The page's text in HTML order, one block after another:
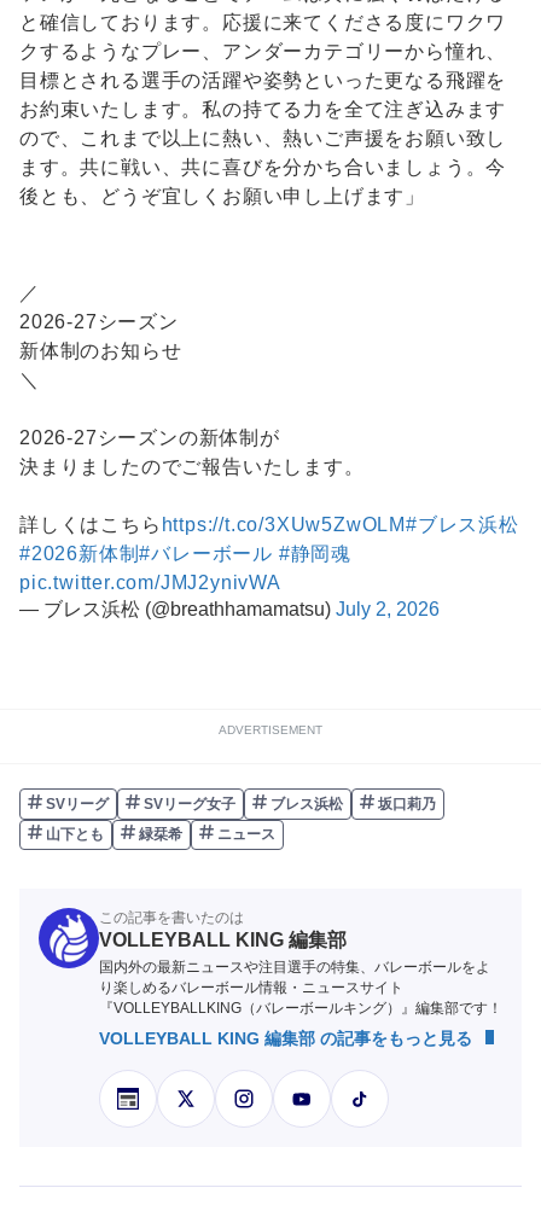
と確信しております。応援に来てくださる度にワクワ
クするようなプレー、アンダーカテゴリーから憧れ、
目標とされる選手の活躍や姿勢といった更なる飛躍を
お約束いたします。私の持てる力を全て注ぎ込みます
ので、これまで以上に熱い、熱いご声援をお願い致し
ます。共に戦い、共に喜びを分かち合いましょう。今
後とも、どうぞ宜しくお願い申し上げます」
／
2026-27シーズン
新体制のお知らせ
＼
2026-27シーズンの新体制が
決まりましたのでご報告いたします。
詳しくはこちら https://t.co/3XUw5ZwOLM#ブレス浜松
#2026新体制#バレーボール #静岡魂
pic.twitter.com/JMJ2ynivWA
— ブレス浜松 (@breathhamamatsu) July 2, 2026
ADVERTISEMENT
SVリーグ SVリーグ女子 ブレス浜松
坂口莉乃
山下とも
緑栞希 ニュース
この記事を書いたのは
VOLLEYBALL KING 編集部
国内外の最新ニュースや注目選手の特集、バレーボールをよ
り楽しめるバレーボール情報・ニュースサイト
『VOLLEYBALLKING（バレーボールキング）』編集部です！
VOLLEYBALL KING 編集部 の記事をもっと見る